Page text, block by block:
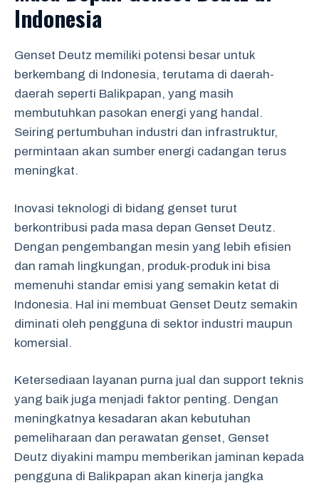
Indonesia
Genset Deutz memiliki potensi besar untuk
berkembang di Indonesia, terutama di daerah-
daerah seperti Balikpapan, yang masih
membutuhkan pasokan energi yang handal.
Seiring pertumbuhan industri dan infrastruktur,
permintaan akan sumber energi cadangan terus
meningkat.
Inovasi teknologi di bidang genset turut
berkontribusi pada masa depan Genset Deutz.
Dengan pengembangan mesin yang lebih efisien
dan ramah lingkungan, produk-produk ini bisa
memenuhi standar emisi yang semakin ketat di
Indonesia. Hal ini membuat Genset Deutz semakin
diminati oleh pengguna di sektor industri maupun
komersial.
Ketersediaan layanan purna jual dan support teknis
yang baik juga menjadi faktor penting. Dengan
meningkatnya kesadaran akan kebutuhan
pemeliharaan dan perawatan genset, Genset
Deutz diyakini mampu memberikan jaminan kepada
pengguna di Balikpapan akan kinerja jangka